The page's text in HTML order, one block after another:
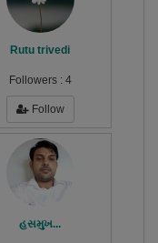
Rutu trivedi
Followers : 4
Follow
હસમુખ...